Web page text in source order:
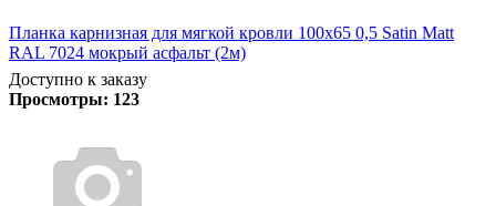
Планка карнизная для мягкой кровли 100х65 0,5 Satin Matt
RAL 7024 мокрый асфальт (2м)
Доступно к заказу
Просмотры: 123